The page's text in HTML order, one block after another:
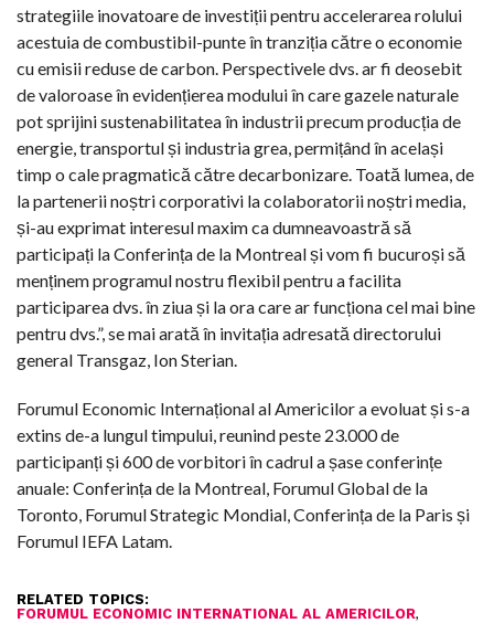
strategiile inovatoare de investiții pentru accelerarea rolului
acestuia de combustibil-punte în tranziția către o economie
cu emisii reduse de carbon. Perspectivele dvs. ar fi deosebit
de valoroase în evidențierea modului în care gazele naturale
pot sprijini sustenabilitatea în industrii precum producția de
energie, transportul și industria grea, permițând în același
timp o cale pragmatică către decarbonizare. Toată lumea, de
la partenerii noștri corporativi la colaboratorii noștri media,
și-au exprimat interesul maxim ca dumneavoastră să
participați la Conferința de la Montreal și vom fi bucuroși să
menținem programul nostru flexibil pentru a facilita
participarea dvs. în ziua și la ora care ar funcționa cel mai bine
pentru dvs.”, se mai arată în invitația adresată directorului
general Transgaz, Ion Sterian.
Forumul Economic Internațional al Americilor a evoluat și s-a
extins de-a lungul timpului, reunind peste 23.000 de
participanți și 600 de vorbitori în cadrul a șase conferințe
anuale: Conferința de la Montreal, Forumul Global de la
Toronto, Forumul Strategic Mondial, Conferința de la Paris și
Forumul IEFA Latam.
RELATED TOPICS:
FORUMUL ECONOMIC INTERNATIONAL AL AMERICILOR,